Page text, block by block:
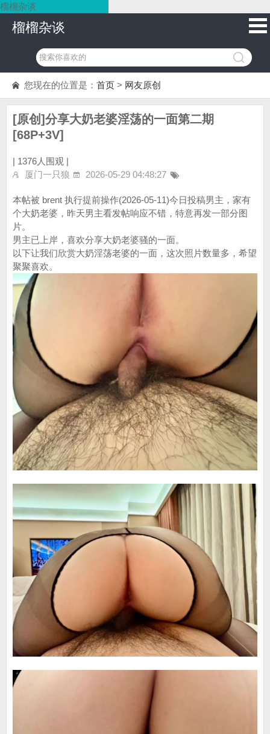
榴榴杂谈
榴榴杂谈
您现在的位置是： 首页 > 网友原创
[原创]分享大奶老婆淫荡的一面第二期
[68P+3V]
| 1376人围观 |
厦门一只狼
2026-05-29 04:48:27
本帖被 brent 执行提前操作(2026-05-11)今日投稿男主，家有
个大奶老婆，昨天男主看发帖响应不错，特意再发一部分图
片。
男主已上岸，喜欢分享大奶老婆骚的一面。
以下让我们欣赏大奶淫荡老婆的一面，这次照片数量多，希望
聚聚喜欢。